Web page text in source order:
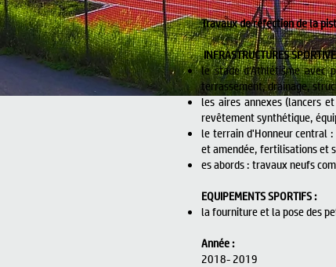
Travaux de réfection de la
INFRASTRUCTURES
le stade d’Athlétisme
terrassement, drainage,
les aires annexes (lancers
revêtement synthétique,
le terrain d'Honneur central
et amendée, fertilisations et
es abords : travaux neufs
EQUIPEMENTS SPORTIFS :
la fourniture et la pose des
Année :
2018- 2019